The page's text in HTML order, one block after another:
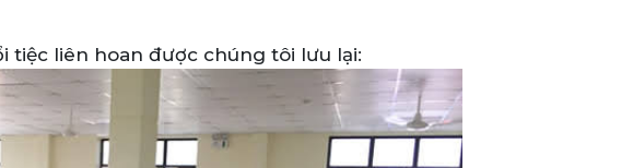
tiệc liên hoan được chúng tôi lưu lại: